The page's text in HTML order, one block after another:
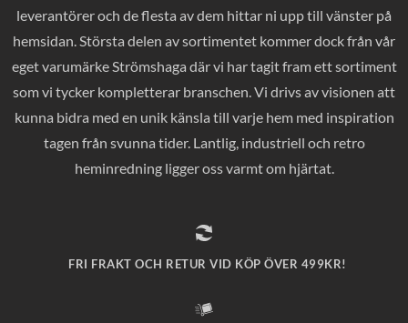
leverantörer och de flesta av dem hittar ni upp till vänster på
hemsidan. Största delen av sortimentet kommer dock från vår
eget varumärke Strömshaga där vi har tagit fram ett sortiment
som vi tycker kompletterar branschen. Vi drivs av visionen att
kunna bidra med en unik känsla till varje hem med inspiration
tagen från svunna tider. Lantlig, industriell och retro
heminredning ligger oss varmt om hjärtat.
FRI FRAKT OCH RETUR VID KÖP ÖVER 499KR!